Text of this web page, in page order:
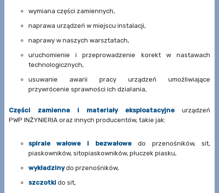
wymiana części zamiennych,
naprawa urządzeń w miejscu instalacji,
naprawy w naszych warsztatach,
uruchomienie i przeprowadzenie korekt w nastawach
technologicznych,
usuwanie awarii pracy urządzeń umożliwiające
przywrócenie sprawności ich działania,
Części zamienne i materiały eksploatacyjneurządzeń
PWP INŻYNIERIA oraz innych producentów, takie jak:
spirale wałowe i bezwałowe do przenośników, sit,
piaskowników, sitopiaskowników, płuczek piasku,
wykładzinydo przenośników,
szczotkido sit,